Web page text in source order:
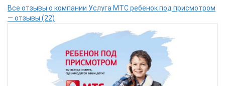
Все отзывы о компании Услуга МТС ребенок под присмотром
— отзывы (22)